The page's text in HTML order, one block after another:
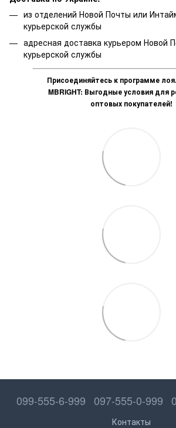
из отделений Новой Почты или
курьерской службы
адресная доставка курьером Новой
курьерской службы
Присоединяйтесь к программе
MBRIGHT: Выгодные условия для
оптовых покупателей!
099-555-6-999 097-555-0-999
Контакты